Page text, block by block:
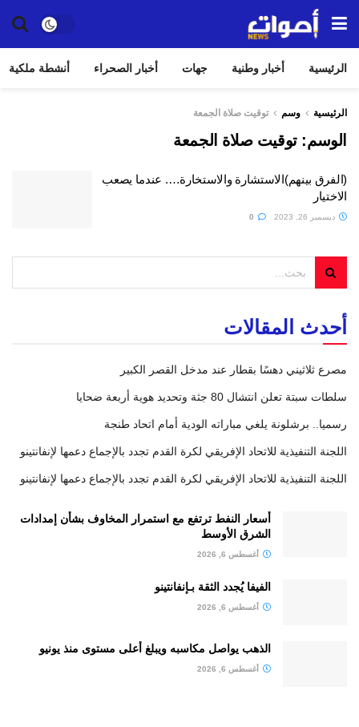
الرئيسية أخبار وطنية جهات أخبار الصحراء أنشطة ملكية
الرئيسية وسم توقيت صلاة الجمعة
الوسم:توقيت صلاة الجمعة
(الفرق بينهم)الاستشارة والاستخارة…. عندما يصعب
الاختيار
ديسمبر 26, 2023
أحدث المقالات
مصرع ثلاثيني دهسًا بقطار عند مدخل القصر الكبير
سلطات سبتة تعلن انتشال 80 جثة وتحديد هوية أربعة ضحايا
رسميا.. برشلونة يلغي مباراته الودية أمام اتحاد طنجة
اللجنة التنفيذية للاتحاد الإفريقي لكرة القدم تجدد بالإجماع دعمها لإنفانتينو
اللجنة التنفيذية للاتحاد الإفريقي لكرة القدم تجدد بالإجماع دعمها لإنفانتينو
أسعار النفط ترتفع مع استمرار المخاوف بشأن إمدادات
الشرق الأوسط
أغسطس 6, 2026
الفيفا يُجدد الثقة بـإنفانتينو
أغسطس 6, 2026
الذهب يواصل مكاسبه ويبلغ أعلى مستوى منذ يونيو
أغسطس 6, 2026